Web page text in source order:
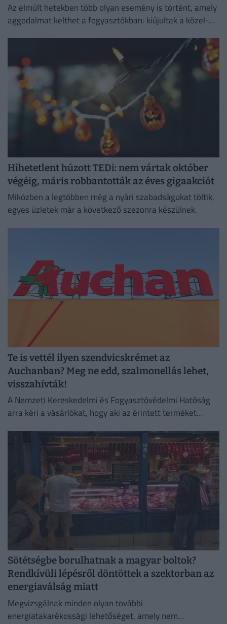
Az elmúlt hetekben több olyan esemény is történt, amely
aggodalmat kelthet a fogyasztókban: kiújultak a közel-
Hihetetlent húzott TEDi: nem vártak október
végéig, máris robbantották az éves gigaakciót
Miközben a legtöbben még a nyári szabadságukat töltik,
egyes üzletek már a következő szezonra készülnek.
Te is vettél ilyen szendvicskrémet az
Auchanban? Meg ne edd, szalmonellás lehet,
visszahívták!
A Nemzeti Kereskedelmi és Fogyasztóvédelmi Hatóság
arra kéri a vásárlókat, hogy aki az érintett terméket
Sötétségbe borulhatnak a magyar boltok?
Rendkívüli lépésről döntöttek a szektorban az
energiaválság miatt
Megvizsgálnak minden olyan további
energiatakarékossági lehetőséget, amely nem